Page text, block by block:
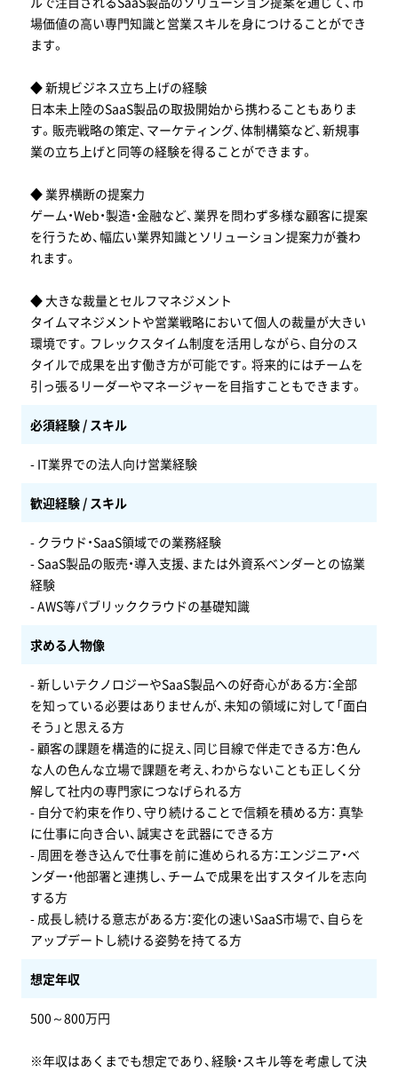
場価値の高い専門知識と営業スキルを身につけることができ
ます。
◆ 新規ビジネス立ち上げの経験
日本未上陸のSaaS製品の取扱開始から携わることもありま
す。販売戦略の策定、マーケティング、体制構築など、新規事
業の立ち上げと同等の経験を得ることができます。
◆ 業界横断の提案力
ゲーム・Web・製造・金融など、業界を問わず多様な顧客に提案
を行うため、幅広い業界知識とソリューション提案力が養わ
れます。
◆ 大きな裁量とセルフマネジメント
タイムマネジメントや営業戦略において個人の裁量が大きい
環境です。フレックスタイム制度を活用しながら、自分のス
タイルで成果を出す働き方が可能です。将来的にはチームを
引っ張るリーダーやマネージャーを目指すこともできます。
必須経験 / スキル
- IT業界での法人向け営業経験
歓迎経験 / スキル
- クラウド・SaaS領域での業務経験
- SaaS製品の販売・導入支援、または外資系ベンダーとの協業
経験
- AWS等パブリッククラウドの基礎知識
求める人物像
- 新しいテクノロジーやSaaS製品への好奇心がある方：全部
を知っている必要はありませんが、未知の領域に対して「面白
そう」と思える方
- 顧客の課題を構造的に捉え、同じ目線で伴走できる方：色ん
な人の色んな立場で課題を考え、わからないことも正しく分
解して社内の専門家につなげられる方
- 自分で約束を作り、守り続けることで信頼を積める方： 真摯
に仕事に向き合い、誠実さを武器にできる方
- 周囲を巻き込んで仕事を前に進められる方：エンジニア・ベ
ンダー・他部署と連携し、チームで成果を出すスタイルを志向
する方
- 成長し続ける意志がある方：変化の速いSaaS市場で、自らを
アップデートし続ける姿勢を持てる方
想定年収
500～800万円
※年収はあくまでも想定であり、経験・スキル等を考慮して決